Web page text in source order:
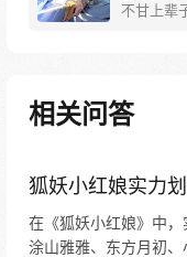
不甘上辈
没有狂喜
知，这场
相关问答
狐妖小红娘实力
在《狐妖小红娘》中，
涂山雅雅、东方月初